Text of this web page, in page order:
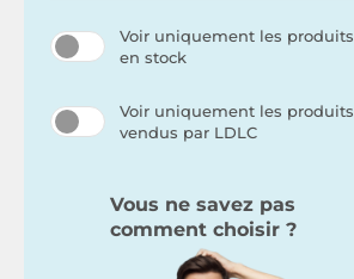
Voir uniquement les produits
en stock
Voir uniquement les produits
vendus par LDLC
Vous ne savez pas
comment choisir ?